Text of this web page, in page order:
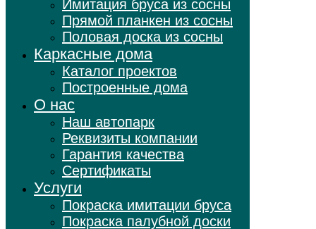
Имитация бруса из сосны
Прямой планкен из сосны
Половая доска из сосны
Каркасные дома
Каталог проектов
Построенные дома
О нас
Наш автопарк
Реквизиты компании
Гарантия качества
Сертификаты
Услуги
Покраска имитации бруса
Покраска палубной доски